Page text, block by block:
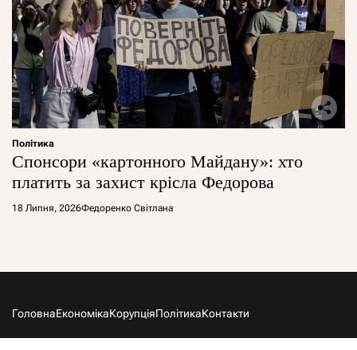
Політика
Спонсори «картонного Майдану»: хто
платить за захист крісла Федорова
18 Липня, 2026Федоренко Світлана
ГоловнаЕкономікаКорупціяПолітикаКонтакти